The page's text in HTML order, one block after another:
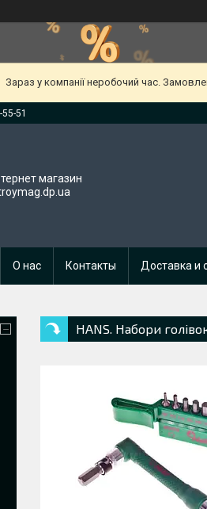
Зараз у компанії неробочий час.
51
магазин
О нас Контакты Доставка и
HANS. Набори